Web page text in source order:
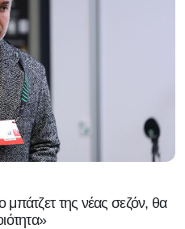
της νέας σεζόν, θα